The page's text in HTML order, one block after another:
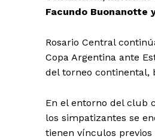
Facundo Buonanotte
Rosario Central
Copa Argentina ante
del torneo continental,
En el entorno del club
los simpatizantes se
tienen vínculos